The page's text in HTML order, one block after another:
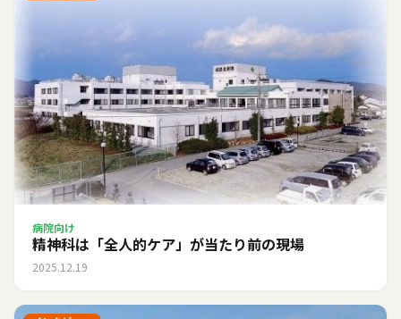
病院向け
精神科は「全人的ケア」が当たり前の現場
2025.12.19